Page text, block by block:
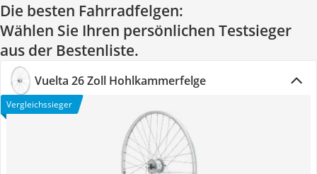
Die besten Fahrradfelgen:
Wählen Sie Ihren persönlichen Testsieger
aus der Bestenliste.
Vuelta 26 Zoll Hohlkammerfelge
Vergleichssieger